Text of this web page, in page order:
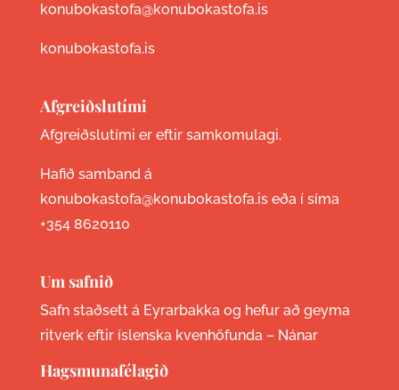
konubokastofa@konubokastofa.is
konubokastofa.is
Afgreiðslutími
Afgreiðslutími er eftir samkomulagi.
Hafið samband á
konubokastofa@konubokastofa.is eða í síma
+354 8620110
Um safnið
Safn staðsett á Eyrarbakka og hefur að geyma
ritverk eftir íslenska kvenhöfunda – Nánar
Hagsmunafélagið